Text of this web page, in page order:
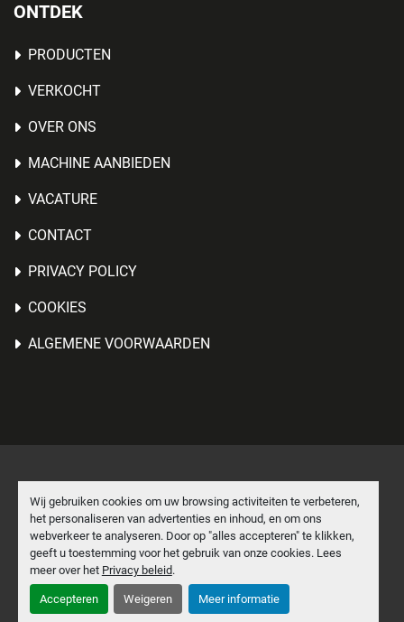
Wij gebruiken cookies om uw browsing activiteiten te verbeteren,
het personaliseren van advertenties en inhoud, en om ons
webverkeer te analyseren. Door op "alles accepteren" te klikken,
geeft u toestemming voor het gebruik van onze cookies. Lees
meer over het Privacy beleid.
Accepteren Weigeren Meer informatie
ONTDEK
PRODUCTEN
VERKOCHT
OVER ONS
MACHINE AANBIEDEN
VACATURE
CONTACT
PRIVACY POLICY
COOKIES
ALGEMENE VOORWAARDEN
Cookies beheren
Machinio Systemwebsite doorMachinio